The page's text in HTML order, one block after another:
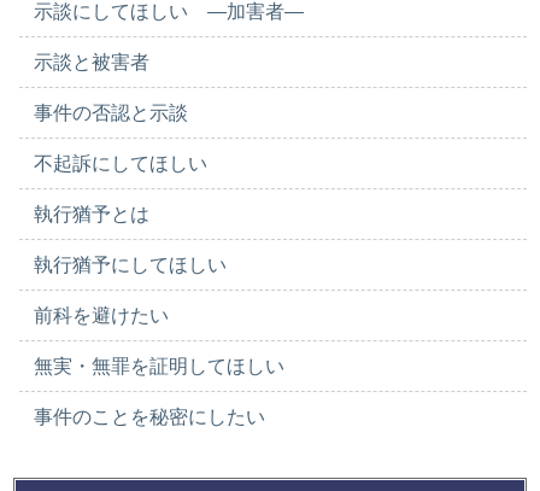
示談にしてほしい ―加害者―
示談と被害者
事件の否認と示談
不起訴にしてほしい
執行猶予とは
執行猶予にしてほしい
前科を避けたい
無実・無罪を証明してほしい
事件のことを秘密にしたい